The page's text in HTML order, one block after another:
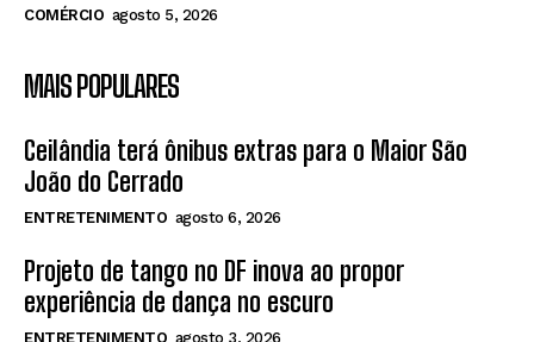
COMÉRCIO agosto 5, 2026
MAIS POPULARES
Ceilândia terá ônibus extras para o Maior São
João do Cerrado
ENTRETENIMENTO agosto 6, 2026
Projeto de tango no DF inova ao propor
experiência de dança no escuro
ENTRETENIMENTO agosto 3, 2026